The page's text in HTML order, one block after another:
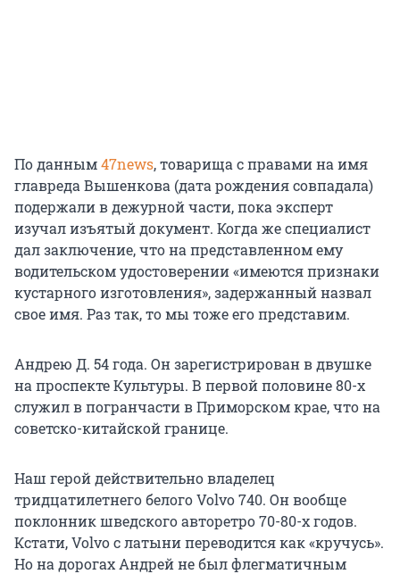
По данным47news, товарища с правами на имя
главреда Вышенкова (дата рождения совпадала)
подержали в дежурной части, пока эксперт
изучал изъятый документ. Когда же специалист
дал заключение, что на представленном ему
водительском удостоверении «имеются признаки
кустарного изготовления», задержанный назвал
свое имя. Раз так, то мы тоже его представим.
Андрею Д. 54 года. Он зарегистрирован в двушке
на проспекте Культуры. В первой половине 80-х
служил в погранчасти в Приморском крае, что на
советско-китайской границе.
Наш герой действительно владелец
тридцатилетнего белого Volvo 740. Он вообще
поклонник шведского авторетро 70-80-х годов.
Кстати, Volvo с латыни переводится как «кручусь».
Но на дорогах Андрей не был флегматичным